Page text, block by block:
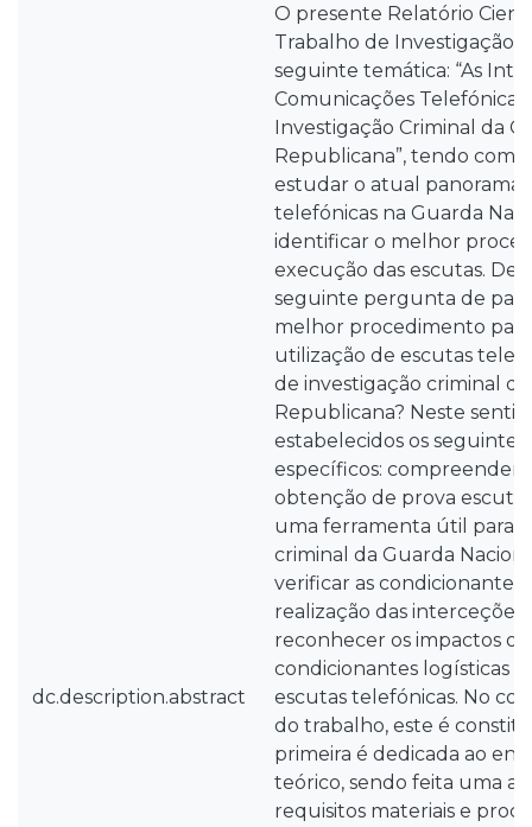
dc.description.abstract
O presente Relatório
Trabalho de Investigação
seguinte temática: “As
Comunicações
Investigação Criminal da
Republicana”, tendo
estudar o atual panorama
telefónicas na Guarda
identificar o melhor
execução das escutas.
seguinte pergunta de
melhor procedimento
utilização de escutas
de investigação criminal
Republicana? Neste
estabelecidos os seguintes
específicos: compreender
obtenção de prova escuta
uma ferramenta útil para
criminal da Guarda
verificar as condicionantes
realização das interceções
reconhecer os impactos
condicionantes logísticas
escutas telefónicas. No
do trabalho, este é
primeira é dedicada ao
teórico, sendo feita uma
requisitos materiais e